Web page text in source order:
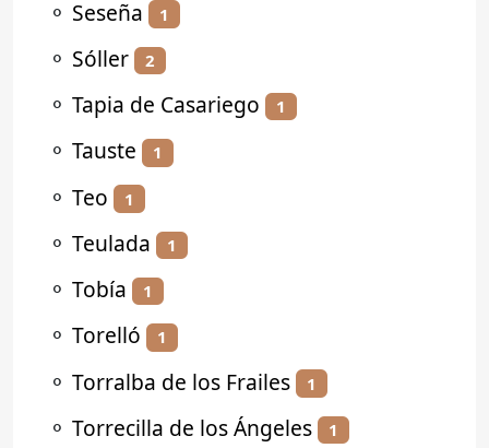
⚬ Seseña 1
⚬ Sóller 2
⚬ Tapia de Casariego 1
⚬ Tauste 1
⚬ Teo 1
⚬ Teulada 1
⚬ Tobía 1
⚬ Torelló 1
⚬ Torralba de los Frailes 1
⚬ Torrecilla de los Ángeles 1